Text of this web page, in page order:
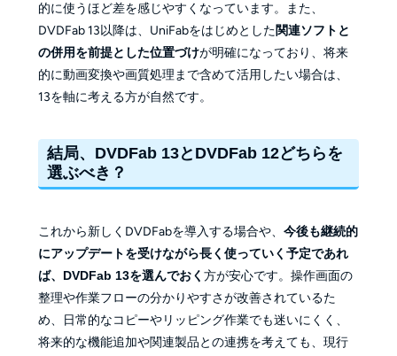
的に使うほど差を感じやすくなっています。また、
DVDFab 13以降は、UniFabをはじめとした関連ソフトと
の併用を前提とした位置づけが明確になっており、将来
的に動画変換や画質処理まで含めて活用したい場合は、
13を軸に考える方が自然です。
結局、DVDFab 13とDVDFab 12どちらを
選ぶべき？
これから新しくDVDFabを導入する場合や、 今後も継続的
にアップデートを受けながら長く使っていく予定であれ
ば、DVDFab 13を選んでおく 方が安心です。操作画面の
整理や作業フローの分かりやすさが改善されているた
め、日常的なコピーやリッピング作業でも迷いにくく、
将来的な機能追加や関連製品との連携を考えても、現行